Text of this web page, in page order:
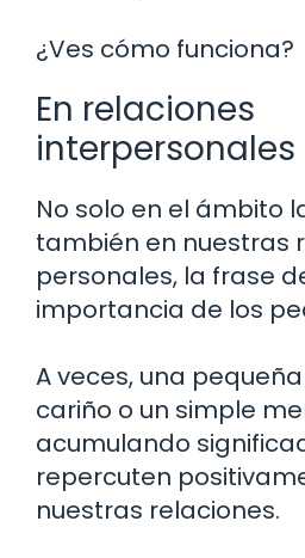
¿Ves cómo funciona?
En relaciones
interpersonales
No solo en el ámbito
también en nuestras
personales, la frase
importancia de los
A veces, una
cariño o un simple
acumulando
repercuten
nuestras relaciones.